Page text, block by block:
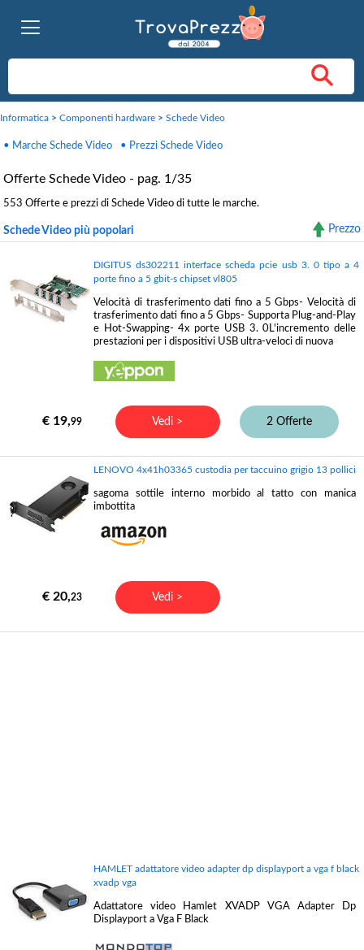
Informatica > Componenti hardware > Schede Video
• Marche Schede Video • Prezzi Schede Video
Offerte Schede Video - pag. 1/35
553 Offerte e prezzi di Schede Video di tutte le marche.
Schede Video più popolari Prezzo
DIGITUS ds302211 interface scheda pcie usb 3. 0 tipo a 4
porte fino a 5 gbit-s chipset vl805
Velocità di trasferimento dati fino a 5 Gbps- Velocità di
trasferimento dati fino a 5 Gbps- Supporta Plug-and-Play
e Hot-Swapping- 4x porte USB 3. 0L'incremento delle
prestazioni per i dispositivi USB ultra-veloci di nuova
€ 19,99 Vedi > 2 Offerte
LENOVO 4x41h03365 custodia per taccuino grigio 13 pollici
sagoma sottile interno morbido al tatto con manica
imbottita
€ 20,23 Vedi >
HAMLET adattatore video adapter dp displayport a vga f black
xvadp vga
Adattatore video Hamlet XVADP VGA Adapter Dp
Displayport a Vga F Black